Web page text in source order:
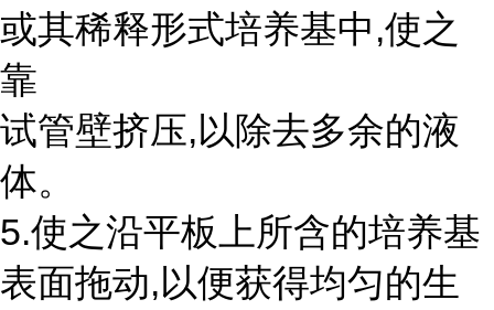
或其稀释形式培养基中,使之
靠
试管壁挤压,以除去多余的液
体。
5.使之沿平板上所含的培养基
表面拖动,以便获得均匀的生